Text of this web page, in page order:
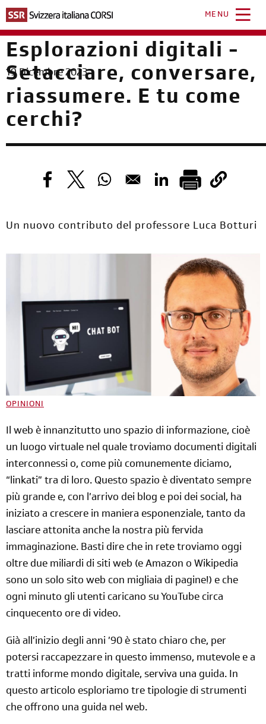
contenuto
principale
MENU
Esplorazioni digitali -
Setacciare, conversare,
riassumere. E tu come
cerchi?
Opens in a new window
Opens in a new window
Opens in a new window
Opens in a new
19 Dicembre 2023
Un nuovo contributo del professore Luca Botturi
OPINIONI
Il web è innanzitutto uno spazio di informazione, cioè
un luogo virtuale nel quale troviamo documenti digitali
interconnessi o, come più comunemente diciamo,
“linkati” tra di loro. Questo spazio è diventato sempre
più grande e, con l’arrivo dei blog e poi dei social, ha
iniziato a crescere in maniera esponenziale, tanto da
lasciare attonita anche la nostra più fervida
immaginazione. Basti dire che in rete troviamo oggi
oltre due miliardi di siti web (e Amazon o Wikipedia
sono un solo sito web con migliaia di pagine!) e che
ogni minuto gli utenti caricano su YouTube circa
cinquecento ore di video.
Già all’inizio degli anni ’90 è stato chiaro che, per
potersi raccapezzare in questo immenso, mutevole e a
tratti informe mondo digitale, serviva una guida. In
questo articolo esploriamo tre tipologie di strumenti
che offrono una guida nel web.